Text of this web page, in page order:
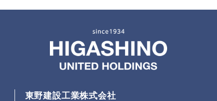
東野建設工業株式会社